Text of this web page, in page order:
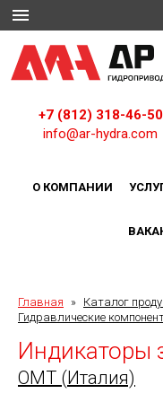
+7 (812) 318-46-50
info@ar-hydra.com
О КОМПАНИИ
Главная » Каталог
Гидравлические
Индикаторы
OMT (Италия)